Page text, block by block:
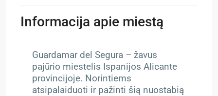
Informacija apie miestą
Guardamar del Segura – žavus
pajūrio miestelis Ispanijos Alicante
provincijoje. Norintiems
atsipalaiduoti ir pažinti šią nuostabią